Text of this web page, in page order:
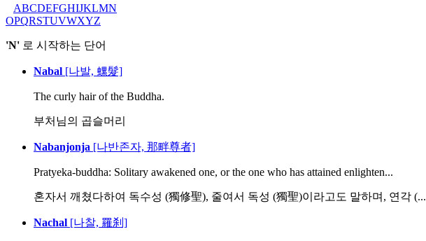
ABCDEFGHIJKLMN
OPQRSTUVWXYZ
'N' 로 시작하는 단어
Nabal [나발, 螺髮]
The curly hair of the Buddha.
부처님의 곱슬머리
Nabanjonja [나반존자, 那畔尊者]
Pratyeka-buddha: Solitary awakened one, or the one who has attained enlighten...
혼자서 깨쳤다하여 독수성 (獨修聖), 줄여서 독성 (獨聖)이라고도 말하며, 연각 (...
Nachal [나찰, 羅刹]